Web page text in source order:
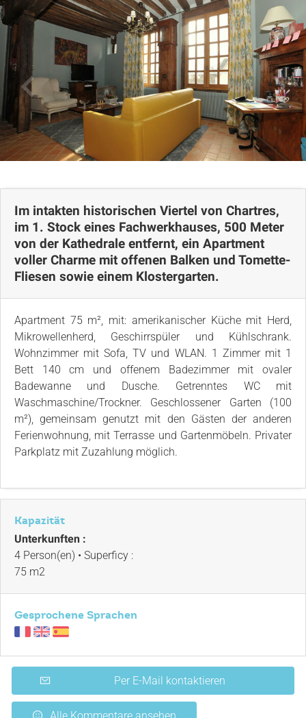
Öffnungen Fotos
Kommentare Lageplan
Im intakten historischen Viertel von Chartres,
im 1. Stock eines Fachwerkhauses, 500 Meter
von der Kathedrale entfernt, ein Apartment
voller Charme mit offenen Balken und Tomette-
Fliesen sowie einem Klostergarten.
Apartment 75 m², mit: amerikanischer Küche mit Herd,
Mikrowellenherd, Geschirrspüler und Kühlschrank.
Wohnzimmer mit Sofa, TV und WLAN. 1 Zimmer mit 1
Bett 140 cm und offenem Badezimmer mit ovaler
Badewanne und Dusche. Getrenntes WC mit
Waschmaschine/Trockner. Geschlossener Garten (100
m²), gemeinsam genutzt mit den Gästen der anderen
Ferienwohnung, mit Terrasse und Gartenmöbeln. Privater
Parkplatz mit Zuzahlung möglich.
Kapazität
Unterkunften :
4 Person(en) • Superficy :
75 m2
Gesprochene Sprachen
Per E-Mail kontaktieren